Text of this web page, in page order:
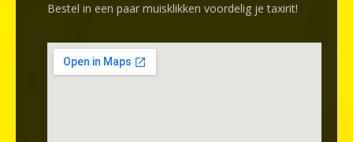
Bestel in een paar muisklikken voordelig je taxirit!